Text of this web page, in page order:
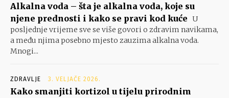
Alkalna voda – šta je alkalna voda, koje su
njene prednosti i kako se pravi kod kuće U
posljednje vrijeme sve se više govori o zdravim navikama,
a među njima posebno mjesto zauzima alkalna voda.
Mnogi...
ZDRAVLJE 3. VELJAČE 2026.
Kako smanjiti kortizol u tijelu prirodnim